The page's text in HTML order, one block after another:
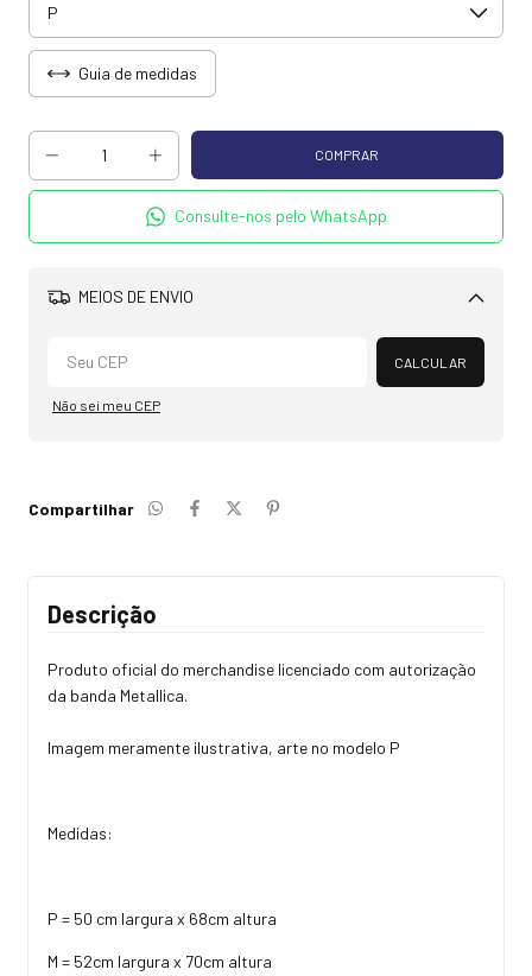
Guia de medidas
Consulte-nos pelo WhatsApp
MEIOS DE ENVIO
Alterar CEP
CALCULAR
Não sei meu CEP
Compartilhar
Descrição
Produto oficial do merchandise licenciado com autorização
da banda Metallica.
Imagem meramente ilustrativa, arte no modelo P
Medidas:
P = 50 cm largura x 68cm altura
M = 52cm largura x 70cm altura